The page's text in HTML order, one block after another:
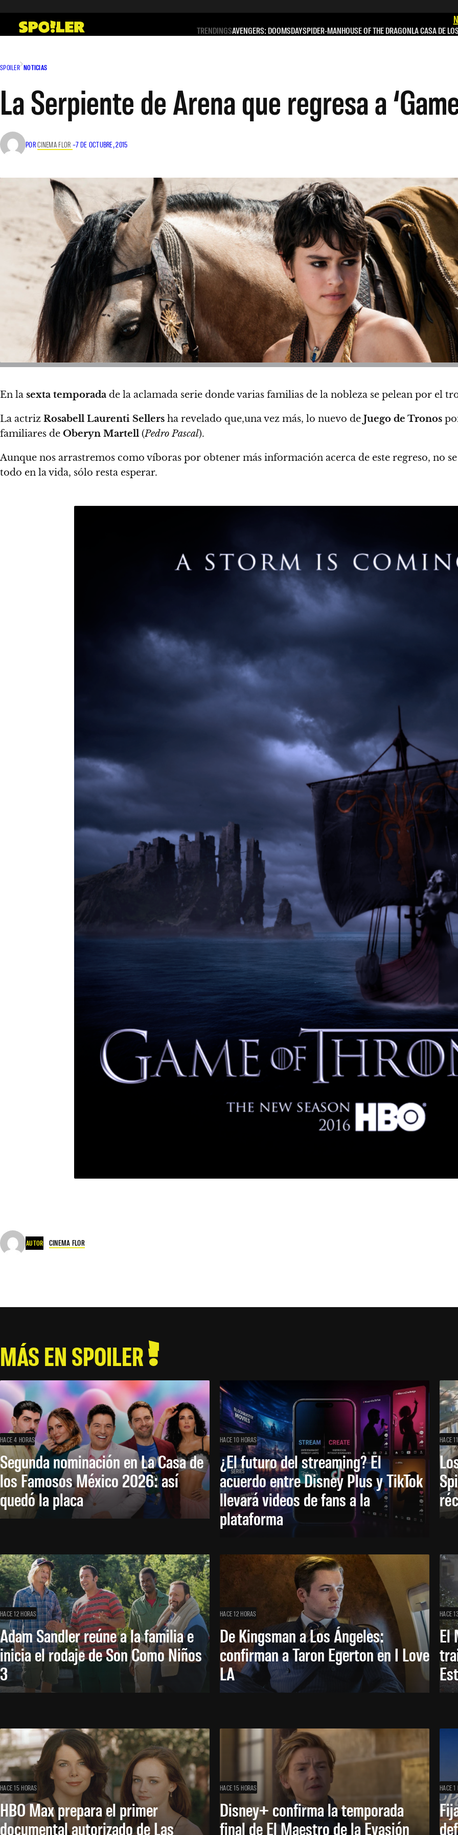
contenido
TRENDINGSAVENGERS: DOOMSDAYSPIDER-MANHOUSE OF THE DRAGONLA CASA DE
SPOILER NOTICIAS
La Serpiente de Arena que regresa a
PORCINEMA FLOR –7 DE OCTUBRE, 2015
En la sexta temporada de la aclamada serie donde varias familias de la nobleza se pelean por el
La actriz Rosabell Laurenti Sellers ha revelado que,una vez más, lo nuevo de Juego de Tronos
familiares de Oberyn Martell (Pedro Pascal).
Aunque nos arrastremos como víboras por obtener más información acerca de este regreso, no
todo en la vida, sólo resta esperar.
AUTOR CINEMA FLOR
MÁS EN SPOILER
HACE 4 HORAS
Segunda nominación en La Casa de
los Famosos México 2026: así
quedó la placa
HACE 10 HORAS
¿El futuro del streaming? El
acuerdo entre Disney Plus y TikTok
llevará videos de fans a la
plataforma
HACE
HACE 12 HORAS
Adam Sandler reúne a la familia e
inicia el rodaje de Son Como Niños
3
HACE 12 HORAS
De Kingsman a Los Ángeles:
confirman a Taron Egerton en I Love
LA
HACE
El
HACE 15 HORAS
HBO Max prepara el primer
documental autorizado de Las
HACE 15 HORAS
Disney+ confirma la temporada
final de El Maestro de la Evasión
HACE 1